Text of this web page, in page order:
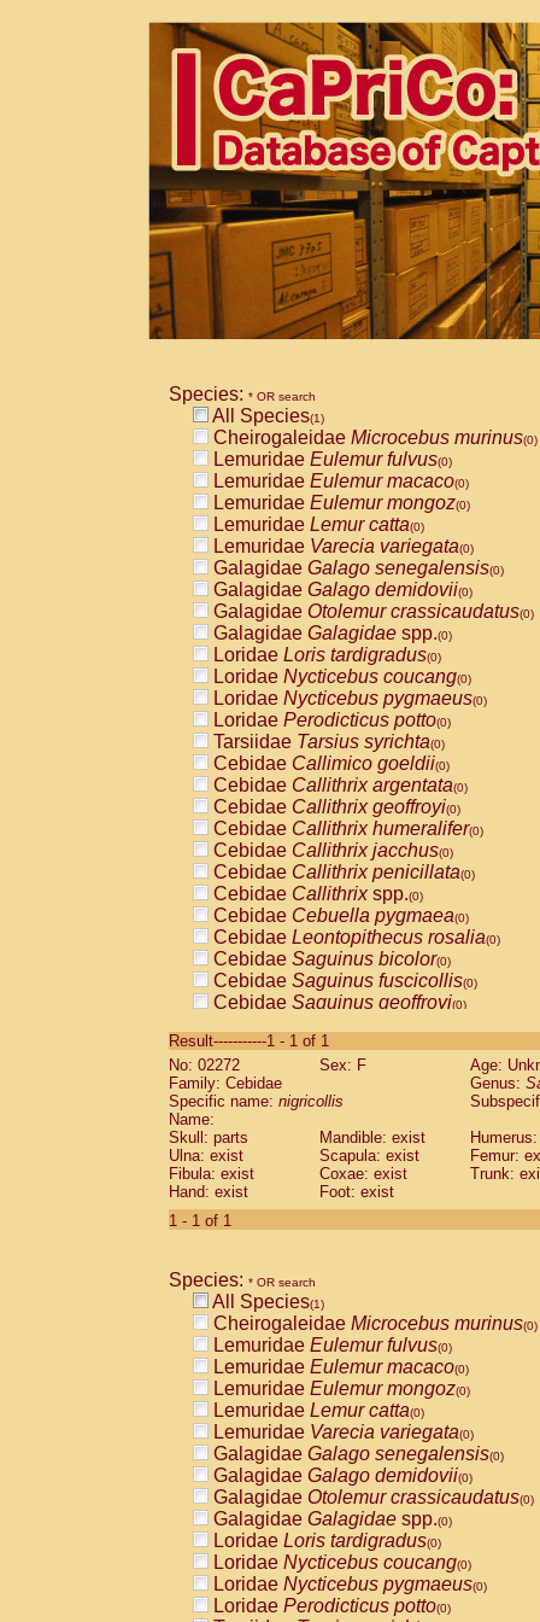
Species: * OR search
All Species(1)
Cheirogaleidae Microcebus murinus(0)
Lemuridae Eulemur fulvus(0)
Lemuridae Eulemur macaco(0)
Lemuridae Eulemur mongoz(0)
Lemuridae Lemur catta(0)
Lemuridae Varecia variegata(0)
Galagidae Galago senegalensis(0)
Galagidae Galago demidovii(0)
Galagidae Otolemur crassicaudatus(0)
Galagidae Galagidae spp.(0)
Loridae Loris tardigradus(0)
Loridae Nycticebus coucang(0)
Loridae Nycticebus pygmaeus(0)
Loridae Perodicticus potto(0)
Tarsiidae Tarsius syrichta(0)
Cebidae Callimico goeldii(0)
Cebidae Callithrix argentata(0)
Cebidae Callithrix geoffroyi(0)
Cebidae Callithrix humeralifer(0)
Cebidae Callithrix jacchus(0)
Cebidae Callithrix penicillata(0)
Cebidae Callithrixspp.(0)
Cebidae Cebuella pygmaea(0)
Cebidae Leontopithecus rosalia(0)
Cebidae Saguinus bicolor(0)
Cebidae Saguinus fuscicollis(0)
Cebidae Saguinus geoffroyi(0)
CebidaeSaguinus labiatus(0)
Cebidae Saguinus leucopus (0)
Cebidae
CebidaeSaguinus mystax
Cebidae Saguinus nigricollis (1)
Cebidae Saguinus oedipus
Cebidae Saguinus weddelli
Cebidae Saguinusspp.
Cebidae
CebidaeCebus capucinus
CebidaeCebus nigrivittatus
CebidaeCebus spp.(0)
CebidaeSaimiri boliviensis(0)
CebidaeSaimiri sciureus(0)
AtelidaeAlouatta caraya(0)
AtelidaeAlouatta fusca(0)
AtelidaeAlouatta seniculus(0)
AtelidaeAlouattaspp.(0)
AtelidaeAteles belzebuth(0)
AtelidaeAteles geoffroyi(0)
AtelidaeAteles paniscus(0)
AtelidaeAtelesspp.(0)
AtelidaeLagothrix lagothricha(0)
AtelidaeLagothrix lagothricha cana
PitheciidaeCacajao calvus
Result-----------1 - 1 of 1
No: 02272
Sex: F
Age:
Family: Cebidae
Genus:
Specific name: nigricollis
Name:
Skull: parts
Mandible: exist
Ulna: exist
Scapula: exist
Femur:
Fibula: exist
Coxae: exist
Trunk:
Hand: exist
Foot: exist
1 - 1 of 1
Species: * OR search
All Species(1)
Cheirogaleidae Microcebus murinus(0)
Lemuridae Eulemur fulvus(0)
Lemuridae Eulemur macaco(0)
Lemuridae Eulemur mongoz(0)
Lemuridae Lemur catta(0)
Lemuridae Varecia variegata(0)
Galagidae Galago senegalensis(0)
Galagidae Galago demidovii(0)
Galagidae Otolemur crassicaudatus(0)
Galagidae Galagidae spp.(0)
Loridae Loris tardigradus(0)
Loridae Nycticebus coucang(0)
Loridae Nycticebus pygmaeus(0)
Loridae Perodicticus potto(0)